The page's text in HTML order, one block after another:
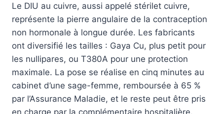
Le DIU au cuivre, aussi appelé stérilet cuivre,
représente la pierre angulaire de la contraception
non hormonale à longue durée. Les fabricants
ont diversifié les tailles : Gaya Cu, plus petit pour
les nullipares, ou T380A pour une protection
maximale. La pose se réalise en cinq minutes au
cabinet d’une sage-femme, remboursée à 65 %
par l’Assurance Maladie, et le reste peut être pris
en charge par la complémentaire hospitalière.